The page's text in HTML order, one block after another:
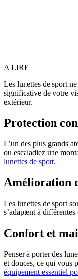
A LIRE
Les lunettes de sport
significative de votre
extérieur.
Protection
L’un des plus grands
ou escaladiez une
lunettes de sport.
Amélioration
Les lunettes de sport
s’adaptent à
Confort et
Penser à porter des
et douces, ce qui vous
équipement essentiel